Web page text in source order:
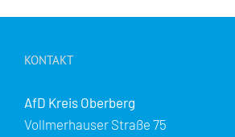
KONTAKT
AfD Kreis Oberberg
Vollmerhauser Straße 75